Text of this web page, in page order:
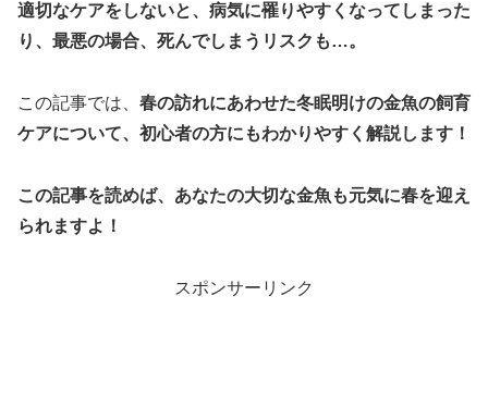
適切なケアをしないと、病気に罹りやすくなってしまった
り、最悪の場合、死んでしまうリスクも…。
この記事では、 春の訪れにあわせた冬眠明けの金魚の飼育
ケアについて、初心者の方にもわかりやすく解説します！
この記事を読めば、あなたの大切な金魚も元気に春を迎え
られますよ！
スポンサーリンク